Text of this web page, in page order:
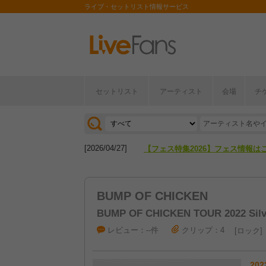
ライブ・セットリスト情報サービス
セットリスト アーティスト 会場 チ
[2026/07/28] 【ライブ動員ランキング】2026年
[2026/04/27] 【フェス特集2026】フェス情報は
BUMP OF CHICKEN
BUMP OF CHICKEN TOUR 2022
レビュー：--件 クリップ：4 ロック